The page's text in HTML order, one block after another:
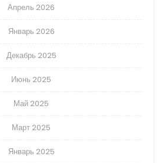
Апрель 2026
Январь 2026
Декабрь 2025
Июнь 2025
Май 2025
Март 2025
Январь 2025